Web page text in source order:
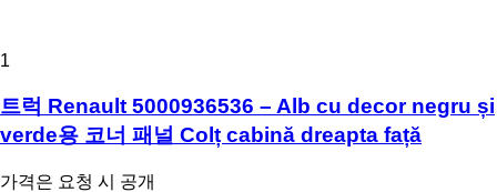
1
트럭 Renault 5000936536 – Alb cu decor negru și
verde용 코너 패널 Colț cabină dreapta față
가격은 요청 시 공개